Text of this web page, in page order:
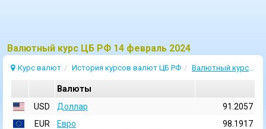
Bалютный курс ЦБ РФ 14 февраль 2024
Курс валют История курсов валют ЦБ РФ Валютный курс 14 Февраль 2024
Валюты
USD
Доллар
91.2057
EUR
Евро
98.1917